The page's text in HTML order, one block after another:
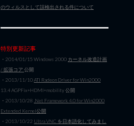
のウィルスとして誤検出される件について
特別更新記事
・2014/01/15 Windows 2000 カーネル改造計画
/ 拡張コア 公開
・2013/11/10ATI Radeon Driver for Win2000
13.4 AGPFix+HDMI+mobility 公開
・2013/10/28 .Net Framework 4.0 for Win2000
Extended Kernel公開
・2013/10/22 Ultra VNC を日本語化してみまし